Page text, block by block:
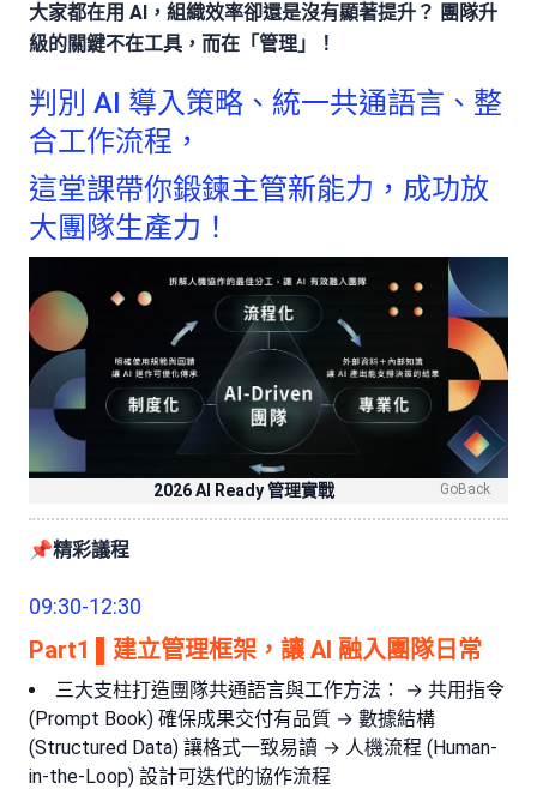
大家都在用 AI，組織效率卻還是沒有顯著提升？ 團隊升
級的關鍵不在工具，而在「管理」！
判別 AI 導入策略、統一共通語言、整
合工作流程，
這堂課帶你鍛鍊主管新能力，成功放
大團隊生產力！
2026 AI Ready 管理實戰 GoBack
📌精彩議程
09:30-12:30
Part1 ▌建立管理框架，讓 AI 融入團隊日常
三大支柱打造團隊共通語言與工作方法： → 共用指令
(Prompt Book) 確保成果交付有品質 → 數據結構
(Structured Data) 讓格式一致易讀 → 人機流程 (Human-
in-the-Loop) 設計可迭代的協作流程